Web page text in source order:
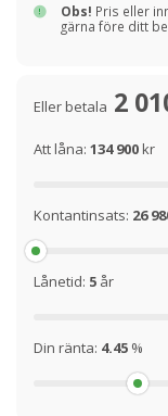
Obs! Pris eller
gärna före ditt
Eller betala 2
Att låna: 134 900kr
Kontantinsats: 26
Lånetid: 5 år
Din ränta: 4.45 %